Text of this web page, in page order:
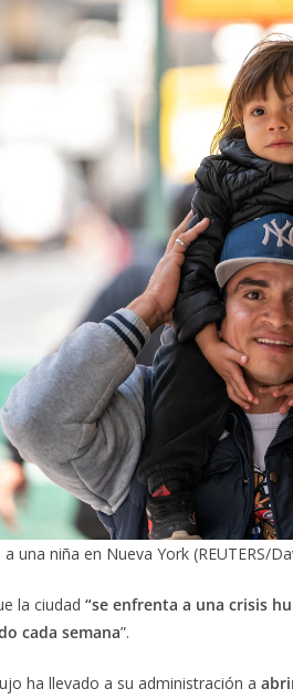
una niña en Nueva York (REUTERS/
la ciudad “se enfrenta a una crisis
cada semana”.
ha llevado a su administración a